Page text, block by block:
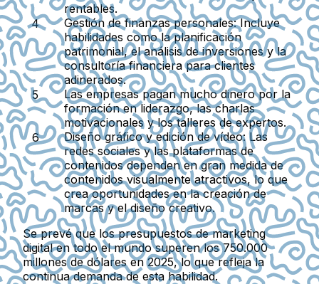
rentables.
Gestión de finanzas personales:Incluye
habilidades como la planificación
patrimonial, el análisis de inversiones y la
consultoría financiera para clientes
adinerados.
Las empresas pagan mucho dinero por la
formación en liderazgo, las charlas
motivacionales y los talleres de expertos.
Diseño gráfico y edición de vídeo: Las
redes sociales y las plataformas de
contenidos dependen en gran medida de
contenidos visualmente atractivos, lo que
crea oportunidades en la creación de
marcas y el diseño creativo.
Se prevé que los presupuestos de marketing
digital en todo el mundo superen los 750.000
millones de dólares en 2025, lo que refleja la
continua demanda de esta habilidad.